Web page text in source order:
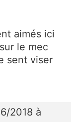
aimés ici
le mec
sent viser
2018 à